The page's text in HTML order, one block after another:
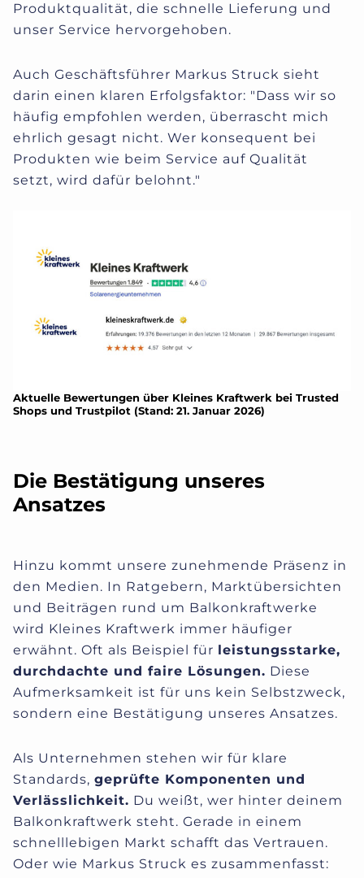
Produktqualität, die schnelle Lieferung und
unser Service hervorgehoben.
Auch Geschäftsführer Markus Struck sieht
darin einen klaren Erfolgsfaktor: "Dass wir so
häufig empfohlen werden, überrascht mich
ehrlich gesagt nicht. Wer konsequent bei
Produkten wie beim Service auf Qualität
setzt, wird dafür belohnt."
Aktuelle Bewertungen über Kleines Kraftwerk bei Trusted
Shops und Trustpilot (Stand: 21. Januar 2026)
Die Bestätigung unseres
Ansatzes
Hinzu kommt unsere zunehmende Präsenz in
den Medien. In Ratgebern, Marktübersichten
und Beiträgen rund um Balkonkraftwerke
wird Kleines Kraftwerk immer häufiger
erwähnt. Oft als Beispiel für leistungsstarke,
durchdachte und faire Lösungen. Diese
Aufmerksamkeit ist für uns kein Selbstzweck,
sondern eine Bestätigung unseres Ansatzes.
Als Unternehmen stehen wir für klare
Standards, geprüfte Komponenten und
Verlässlichkeit. Du weißt, wer hinter deinem
Balkonkraftwerk steht. Gerade in einem
schnelllebigen Markt schafft das Vertrauen.
Oder wie Markus Struck es zusammenfasst: